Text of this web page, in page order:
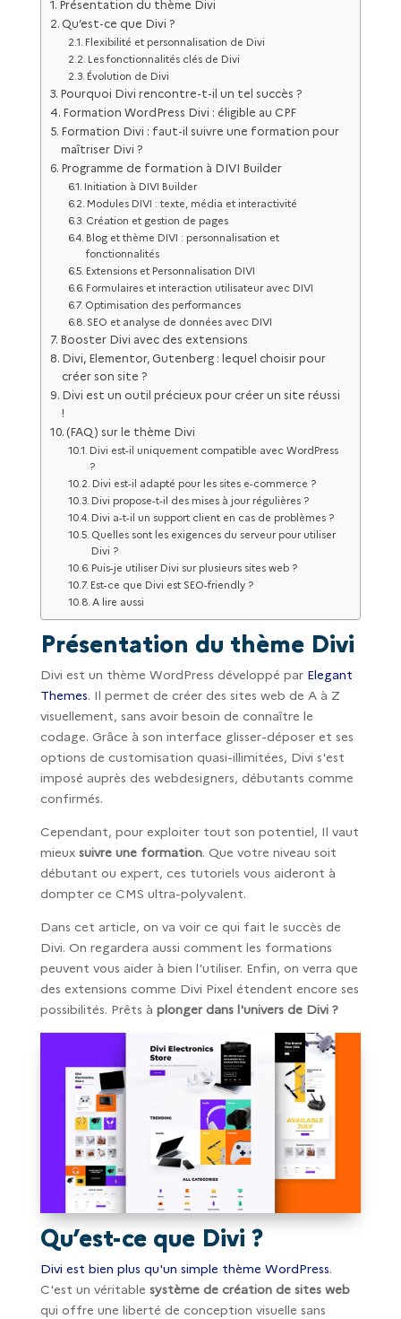
Présentation du thème Divi
Qu’est-ce que Divi ?
Flexibilité et personnalisation de Divi
Les fonctionnalités clés de Divi
Évolution de Divi
Pourquoi Divi rencontre-t-il un tel succès ?
Formation WordPress Divi : éligible au CPF
Formation Divi : faut-il suivre une formation pour
maîtriser Divi ?
Programme de formation à DIVI Builder
Initiation à DIVI Builder
Modules DIVI : texte, média et interactivité
Création et gestion de pages
Blog et thème DIVI : personnalisation et
fonctionnalités
Extensions et Personnalisation DIVI
Formulaires et interaction utilisateur avec DIVI
Optimisation des performances
SEO et analyse de données avec DIVI
Booster Divi avec des extensions
Divi, Elementor, Gutenberg : lequel choisir pour
créer son site ?
Divi est un outil précieux pour créer un site réussi
!
(FAQ) sur le thème Divi
Divi est-il uniquement compatible avec WordPress
?
Divi est-il adapté pour les sites e-commerce ?
Divi propose-t-il des mises à jour régulières ?
Divi a-t-il un support client en cas de problèmes ?
Quelles sont les exigences du serveur pour utiliser
Divi ?
Puis-je utiliser Divi sur plusieurs sites web ?
Est-ce que Divi est SEO-friendly ?
A lire aussi
Présentation du thème Divi
Divi est un thème WordPress développé par Elegant
Themes. Il permet de créer des sites web de A à Z
visuellement, sans avoir besoin de connaître le
codage. Grâce à son interface glisser-déposer et ses
options de customisation quasi-illimitées, Divi s'est
imposé auprès des webdesigners, débutants comme
confirmés.
Cependant, pour exploiter tout son potentiel, Il vaut
mieux suivre une formation. Que votre niveau soit
débutant ou expert, ces tutoriels vous aideront à
dompter ce CMS ultra-polyvalent.
Dans cet article, on va voir ce qui fait le succès de
Divi. On regardera aussi comment les formations
peuvent vous aider à bien l'utiliser. Enfin, on verra que
des extensions comme Divi Pixel étendent encore ses
possibilités. Prêts à plonger dans l'univers de Divi ?
Qu’est-ce que Divi ?
Divi est bien plus qu'un simple thème WordPress.
C'est un véritable système de création de sites web
qui offre une liberté de conception visuelle sans